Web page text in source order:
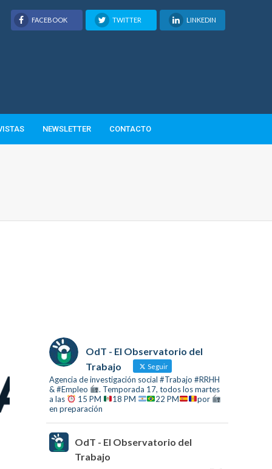
FACEBOOK TWITTER LINKEDIN
NEWSLETTER CONTACTO
OdT - El Observatorio del
Trabajo
Seguir
Agencia de investigación social #Trabajo #RRHH
& #Empleo
. Temporada 17, todos los martes
a las
15 PM 18 PM 22 PM
por
en preparación
OdT - El Observatorio del
Trabajo